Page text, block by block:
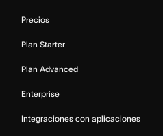
Precios
Plan Starter
Plan Advanced
Enterprise
Integraciones con aplicaciones